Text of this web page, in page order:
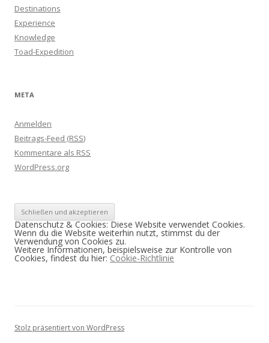
Destinations
Experience
Knowledge
Toad-Expedition
META
Anmelden
Beitrags-Feed (RSS)
Kommentare als RSS
WordPress.org
Datenschutz & Cookies: Diese Website verwendet Cookies.
Wenn du die Website weiterhin nutzt, stimmst du der
Verwendung von Cookies zu.
Weitere Informationen, beispielsweise zur Kontrolle von
Cookies, findest du hier: Cookie-Richtlinie
Stolz präsentiert von WordPress